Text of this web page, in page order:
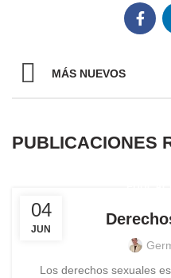
MÁS NUEVOS
PUBLICACIONES
04
JUN
Los derechos sexuales